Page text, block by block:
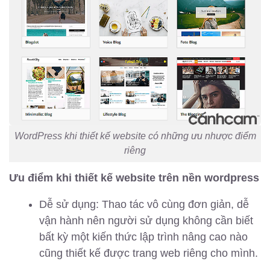
WordPress khi thiết kế website có những ưu nhược điểm
riêng
Ưu điểm khi thiết kế website trên nền wordpress
Dễ sử dụng: Thao tác vô cùng đơn giản, dễ
vận hành nên người sử dụng không cần biết
bất kỳ một kiến ​​thức lập trình nâng cao nào
cũng thiết kế được trang web riêng cho mình.